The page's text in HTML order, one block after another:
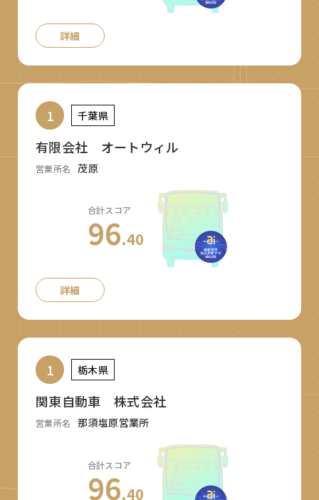
詳細
1 千葉県
有限会社 オートウィル
営業所名 茂原
合計スコア
96.40
詳細
1 栃木県
関東自動車 株式会社
営業所名 那須塩原営業所
合計スコア
96.40